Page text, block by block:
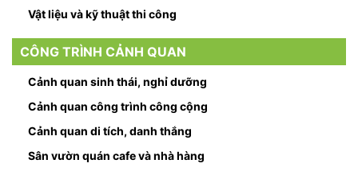
Vật liệu và kỹ thuật thi công
CÔNG TRÌNH CẢNH QUAN
Cảnh quan sinh thái, nghỉ dưỡng
Cảnh quan công trình công cộng
Cảnh quan di tích, danh thắng
Sân vườn quán cafe và nhà hàng